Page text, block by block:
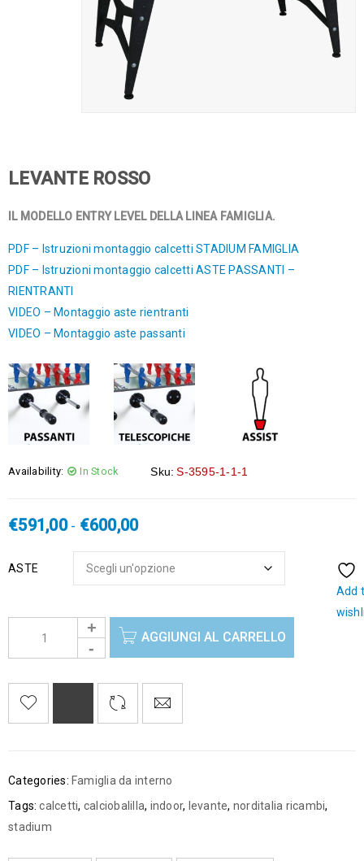
LEVANTE ROSSO
IL MODELLO ENTRY LEVEL DELLA LINEA FAMIGLIA.
PDF – Istruzioni montaggio calcetti STADIUM FAMIGLIA
PDF – Istruzioni montaggio calcetti ASTE PASSANTI –
RIENTRANTI
VIDEO – Montaggio aste rientranti
VIDEO – Montaggio aste passanti
Availability: In Stock Sku: S-3595-1-1-1
€591,00 - €600,00
ASTE
AGGIUNGI AL CARRELLO
Add
Categories: Famiglia da interno
Tags: calcetti, calciobalilla, indoor, levante, norditalia ricambi,
stadium